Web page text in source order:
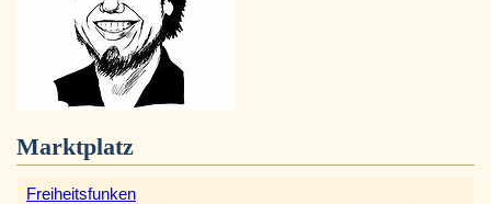
Marktplatz
Freiheitsfunken